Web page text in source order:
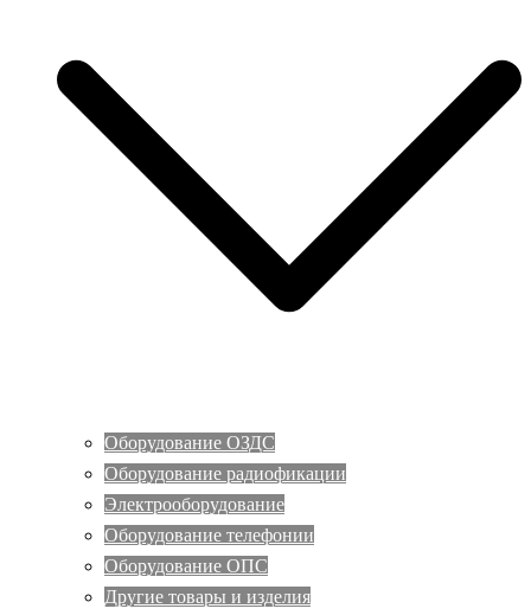
Оборудование ОЗДС
Оборудование радиофикации
Электрооборудование
Оборудование телефонии
Оборудование ОПС
Другие товары и изделия